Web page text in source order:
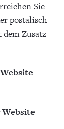
Sie
postalisch
Zusatz